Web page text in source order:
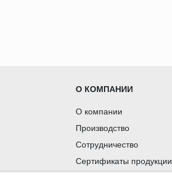
О КОМПАНИИ
О компании
Производство
Сотрудничество
Сертификаты продукции